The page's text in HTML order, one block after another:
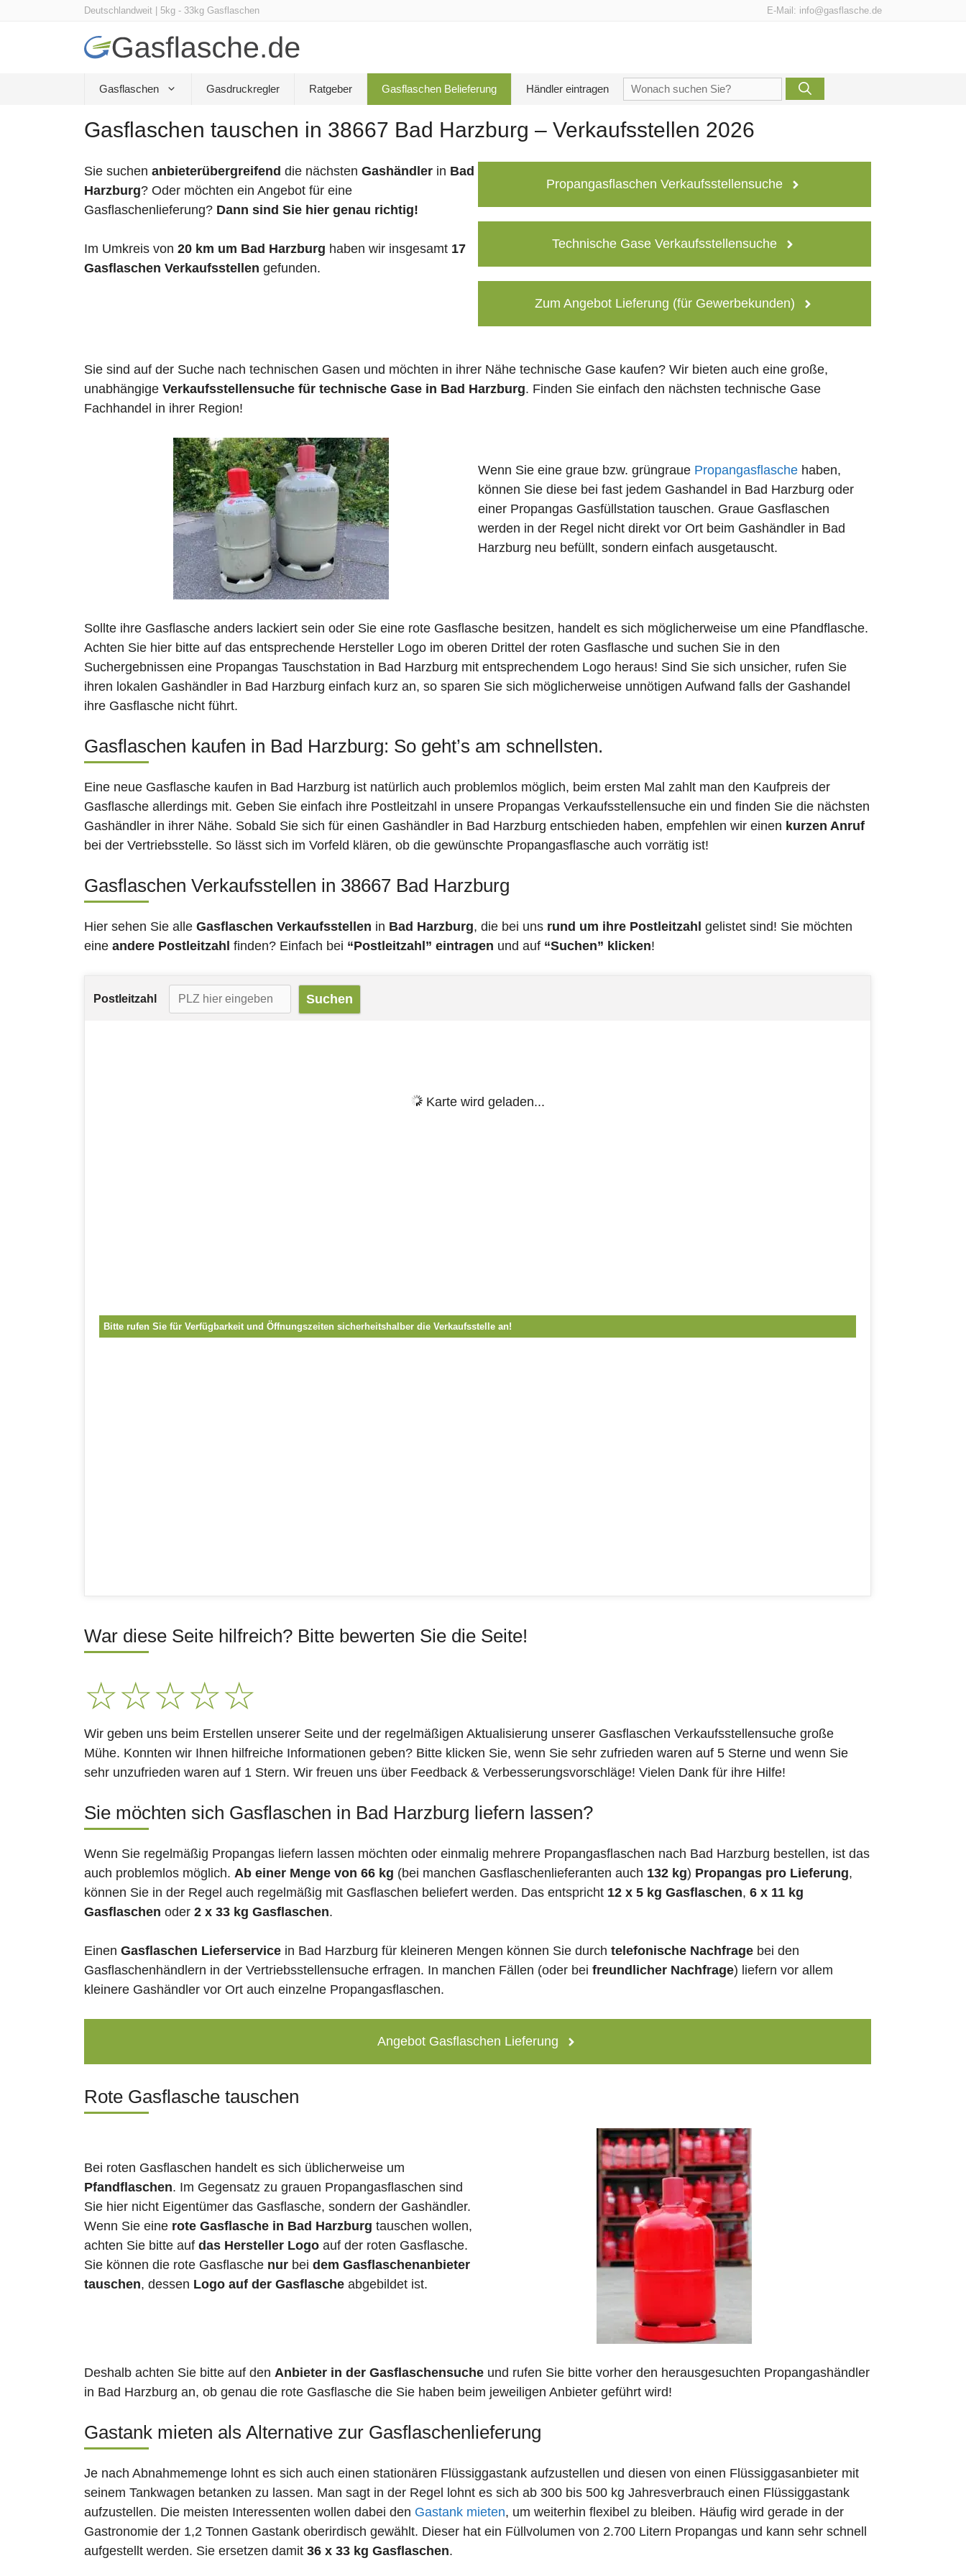
E-Mail: info@gasflasche.de
Deutschlandweit | 5kg - 33kg Gasflaschen
Gasflaschen Gasdruckregler Ratgeber Gasflaschen Belieferung Händler eintragen
Suche
Gasflaschen tauschen in 38667 Bad Harzburg – Verkaufsstellen 2026
Sie suchen anbieterübergreifend die nächsten Gashändler in Bad
Harzburg? Oder möchten ein Angebot für eine
Gasflaschenlieferung? Dann sind Sie hier genau richtig!
Im Umkreis von 20 km um Bad Harzburg haben wir insgesamt 17
Gasflaschen Verkaufsstellen gefunden.
Propangasflaschen Verkaufsstellensuche
Technische Gase Verkaufsstellensuche
Zum Angebot Lieferung (für Gewerbekunden)
Sie sind auf der Suche nach technischen Gasen und möchten in ihrer Nähe technische Gase kaufen? Wir bieten auch eine große,
unabhängige Verkaufsstellensuche für technische Gase in Bad Harzburg. Finden Sie einfach den nächsten technische Gase
Fachhandel in ihrer Region!
Wenn Sie eine graue bzw. grüngraue Propangasflaschehaben,
können Sie diese bei fast jedem Gashandel in Bad Harzburg oder
einer Propangas Gasfüllstation tauschen. Graue Gasflaschen
werden in der Regel nicht direkt vor Ort beim Gashändler in Bad
Harzburg neu befüllt, sondern einfach ausgetauscht.
Sollte ihre Gasflasche anders lackiert sein oder Sie eine rote Gasflasche besitzen, handelt es sich möglicherweise um eine Pfandflasche.
Achten Sie hier bitte auf das entsprechende Hersteller Logo im oberen Drittel der roten Gasflasche und suchen Sie in den
Suchergebnissen eine Propangas Tauschstation in Bad Harzburg mit entsprechendem Logo heraus! Sind Sie sich unsicher, rufen Sie
ihren lokalen Gashändler in Bad Harzburg einfach kurz an, so sparen Sie sich möglicherweise unnötigen Aufwand falls der Gashandel
ihre Gasflasche nicht führt.
Gasflaschen kaufen in Bad Harzburg: So geht’s am schnellsten.
Eine neue Gasflasche kaufen in Bad Harzburg ist natürlich auch problemlos möglich, beim ersten Mal zahlt man den Kaufpreis der
Gasflasche allerdings mit. Geben Sie einfach ihre Postleitzahl in unsere Propangas Verkaufsstellensuche ein und finden Sie die nächsten
Gashändler in ihrer Nähe. Sobald Sie sich für einen Gashändler in Bad Harzburg entschieden haben, empfehlen wir einen kurzen Anruf
bei der Vertriebsstelle. So lässt sich im Vorfeld klären, ob die gewünschte Propangasflasche auch vorrätig ist!
Gasflaschen Verkaufsstellen in 38667 Bad Harzburg
Hier sehen Sie alle Gasflaschen Verkaufsstellen in Bad Harzburg, die bei uns rund um ihre Postleitzahl gelistet sind! Sie möchten
eine andere Postleitzahl finden? Einfach bei “Postleitzahl” eintragen und auf “Suchen” klicken!
Postleitzahl
Karte wird geladen...
Bitte rufen Sie für Verfügbarkeit und Öffnungszeiten sicherheitshalber die Verkaufsstelle an!
War diese Seite hilfreich? Bitte bewerten Sie die Seite!
☆☆☆☆☆
Wir geben uns beim Erstellen unserer Seite und der regelmäßigen Aktualisierung unserer Gasflaschen Verkaufsstellensuche große
Mühe. Konnten wir Ihnen hilfreiche Informationen geben? Bitte klicken Sie, wenn Sie sehr zufrieden waren auf 5 Sterne und wenn Sie
sehr unzufrieden waren auf 1 Stern. Wir freuen uns über Feedback & Verbesserungsvorschläge! Vielen Dank für ihre Hilfe!
Sie möchten sich Gasflaschen in Bad Harzburg liefern lassen?
Wenn Sie regelmäßig Propangas liefern lassen möchten oder einmalig mehrere Propangasflaschen nach Bad Harzburg bestellen, ist das
auch problemlos möglich. Ab einer Menge von 66 kg (bei manchen Gasflaschenlieferanten auch 132 kg) Propangas pro Lieferung,
können Sie in der Regel auch regelmäßig mit Gasflaschen beliefert werden. Das entspricht 12 x 5 kg Gasflaschen, 6 x 11 kg
Gasflaschen oder 2 x 33 kg Gasflaschen.
Einen Gasflaschen Lieferservice in Bad Harzburg für kleineren Mengen können Sie durch telefonische Nachfrage bei den
Gasflaschenhändlern in der Vertriebsstellensuche erfragen. In manchen Fällen (oder bei freundlicher Nachfrage) liefern vor allem
kleinere Gashändler vor Ort auch einzelne Propangasflaschen.
Angebot Gasflaschen Lieferung
Rote Gasflasche tauschen
Bei roten Gasflaschen handelt es sich üblicherweise um
Pfandflaschen. Im Gegensatz zu grauen Propangasflaschen sind
Sie hier nicht Eigentümer das Gasflasche, sondern der Gashändler.
Wenn Sie eine rote Gasflasche in Bad Harzburg tauschen wollen,
achten Sie bitte auf das Hersteller Logo auf der roten Gasflasche.
Sie können die rote Gasflasche nur bei dem Gasflaschenanbieter
tauschen, dessen Logo auf der Gasflasche abgebildet ist.
Deshalb achten Sie bitte auf den Anbieter in der Gasflaschensuche und rufen Sie bitte vorher den herausgesuchten Propangashändler
in Bad Harzburg an, ob genau die rote Gasflasche die Sie haben beim jeweiligen Anbieter geführt wird!
Gastank mieten als Alternative zur Gasflaschenlieferung
Je nach Abnahmemenge lohnt es sich auch einen stationären Flüssiggastank aufzustellen und diesen von einen Flüssiggasanbieter mit
seinem Tankwagen betanken zu lassen. Man sagt in der Regel lohnt es sich ab 300 bis 500 kg Jahresverbrauch einen Flüssiggastank
aufzustellen. Die meisten Interessenten wollen dabei den Gastank mieten, um weiterhin flexibel zu bleiben. Häufig wird gerade in der
Gastronomie der 1,2 Tonnen Gastank oberirdisch gewählt. Dieser hat ein Füllvolumen von 2.700 Litern Propangas und kann sehr schnell
aufgestellt werden. Sie ersetzen damit 36 x 33 kg Gasflaschen.